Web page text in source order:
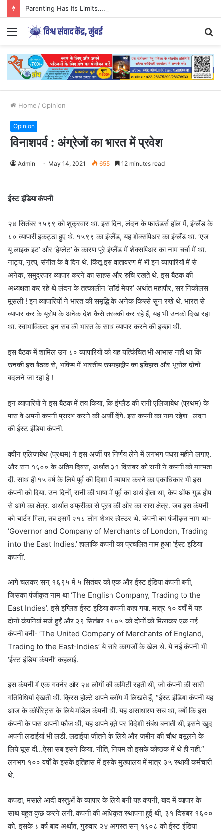
Parenting Has Its Limits….
Menu
Home / Opinion
Opinion
विनाशपर्व : अंग्रेजों का भारत में प्रवेश
Admin May 14, 2021 655 12 minutes read
ईस्ट इंडिया कंपनी
२४ सितंबर १५९९ को शुक्रवार था. इस दिन, लंदन के फाउंडर्स हॉल में, इंग्लैंड के
८० व्यापारी इकट्ठा हुए थे. १५९९ का इंग्लैंड, यह शेक्सपिअर का इंग्लैंड था. ‘एज
यू लाइक इट’ और ‘हेम्लेट’ के कारण पूरे इंग्लैंड में शेक्सपिअर का नाम चर्चा में था.
नाट्य, नृत्य, संगीत के वे दिन थे. किंतू इस वातावरण में भी इन व्यापारियों में से
अनेक, समुद्रपार व्यापार करने का साहस और रुचि रखते थे. इस बैठक की
अध्यक्षता कर रहे थे लंदन के तत्कालीन ‘लॉर्ड मेयर’ अर्थात महापौर, सर निकोलस
मूसली ! इन व्यापारियों ने भारत की समृद्धि के अनेक किस्से सुन रखे थे. भारत से
व्यापार कर के यूरोप के अनेक देश कैसे तरक्की कर रहे हैं, यह भी उनको दिख रहा
था. स्वाभाविकत: इन सब की भारत के साथ व्यापार करने की इच्छा थी.
इस बैठक में शामिल उन ८० व्यापारियों को यह यत्किंचित भी आभास नहीं था कि
उनकी इस बैठक से, भविष्य में भारतीय उपमहाद्वीप का इतिहास और भूगोल दोनों
बदलने जा रहा है !
इन व्यापारियों ने इस बैठक में तय किया, कि इंग्लैंड की रानी एलिजाबेथ (प्रथम) के
पास वे अपनी कंपनी प्रारंभ करने की अर्जी देंगे. इस कंपनी का नाम रहेगा- लंदन
की ईस्ट इंडिया कंपनी.
क्वीन एलिजाबेथ (प्रथम) ने इस अर्जी पर निर्णय लेने में लगभग पंधरा महीने लगाए.
और सन १६०० के अंतिम दिवस, अर्थात ३१ दिसंबर को रानी ने कंपनी को मान्यता
दी. साथ ही १५ वर्ष के लिये पूर्व की दिशा में व्यापार करने का एकाधिकार भी इस
कंपनी को दिया. उन दिनों, रानी की भाषा में पूर्व का अर्थ होता था, केप ऑफ गुड होप
से आगे का क्षेत्र. अर्थात अफ्रीका से पूरब की ओर का सारा क्षेत्र. जब इस कंपनी
को चार्टर मिला, तब इसमें २१८ लोग शेअर होल्डर थे. कंपनी का पंजीकृत नाम था-
‘Governor and Company of Merchants of London, Trading
into the East Indies.’ हालांकि कंपनी का प्रचलित नाम हुआ ‘ईस्ट इंडिया
कंपनी’.
आगे चलकर सन् १६९५ में ५ सितंबर को एक और ईस्ट इंडिया कंपनी बनी,
जिसका पंजीकृत नाम था ‘The English Company, Trading to the
East Indies’. इसे इंग्लिश ईस्ट इंडिया कंपनी कहा गया. मात्र १० वर्षों में यह
दोनों कंपनियां मर्ज हुईं और २९ सितंबर १८०५ को दोनों को मिलाकर एक नई
कंपनी बनी- ‘The United Company of Merchants of England,
Trading to the East-Indies’ ये सारे कागजों के खेल थे. ये नई कंपनी भी
‘ईस्ट इंडिया कंपनी’ कहलाई.
इस कंपनी में एक गवर्नर और २४ लोगों की कमिटी रहती थी, जो कंपनी की सारी
गतिविधियां देखती थी. क्रिस होल्टे अपने ब्लॉग में लिखते हैं, “ईस्ट इंडिया कंपनी यह
आज के कॉर्पोरेट्स के लिये मॉडेल कंपनी थी. यह असाधारण सच था, क्यों कि इस
कंपनी के पास अपनी फौज थी, यह अपने बूते पर विदेशी संबंध बनाती थी, इसने खुद
अपनी लडाईयां भी लडी. लडाईयां जीतने के लिये और जमीन की चौथ वसूलने के
लिये घूस दी…ऐसा सब इसने किया. नीति, नियम तो इसके कोष्ठक में थे ही नहीं.”
लगभग १०० वर्षों के इसके इतिहास में इसके मुख्यालय में मात्र ३५ स्थायी कर्मचारी
थे.
कपडा, मसाले आदी वस्तुओं के व्यापार के लिये बनी यह कंपनी, बाद में व्यापार के
साथ बहुत कुछ करने लगी. कंपनी की अधिकृत स्थापना हुई थी, ३१ दिसंबर १६००
को. इसके ८ वर्ष बाद अर्थात, गुरुवार २४ अगस्त सन् १६०८ को ईस्ट इंडिया